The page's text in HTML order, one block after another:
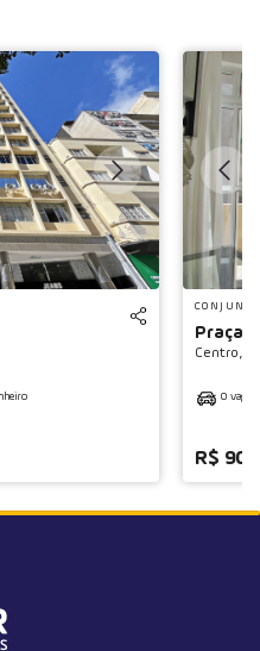
CONJUNTO
Praça
Centro,
0 vaga
R$